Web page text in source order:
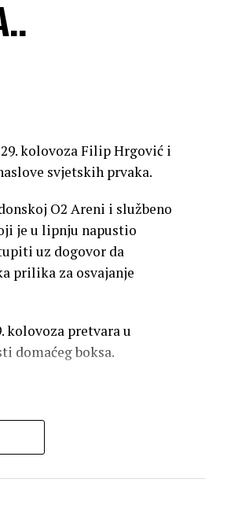
kolovoza Filip Hrgović i
svjetskih prvaka.
O2 Areni i službeno
je u lipnju napustio
uz dogovor da
prilika za osvajanje
kolovoza pretvara u
domaćeg boksa.